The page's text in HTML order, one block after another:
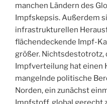
manchen Ländern des
Impfskepsis. Außerdem
infrastrukturellen
flächendeckende Impf-
größer. Nichtsdestotrotz,
Impfverteilung hat einen
mangelnde politische
Norden, ein zunächst